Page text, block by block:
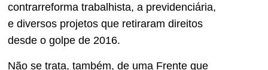
contrarreforma trabalhista, a previdenciária,
e diversos projetos que retiraram direitos
desde o golpe de 2016.
Não se trata, também, de uma Frente que